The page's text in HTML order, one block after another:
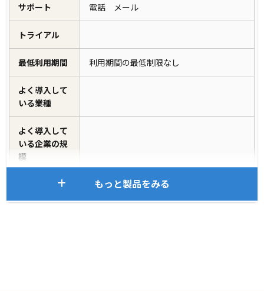
サポート 電話 メール
トライアル
最低利用期間 利用期間の最低制限なし
よく導入して
いる業種
よく導入して
いる企業の規
模
もっと製品をみる